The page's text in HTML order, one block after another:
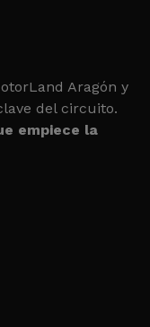
Aragón y
del circuito.
empiece la